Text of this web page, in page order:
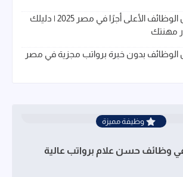
أفضل الوظائف الأعلى أجرًا في مصر 2025 | دليلك
مهنتك
بدون خبرة برواتب مجزية في مصر
وظيفة مميزة
وظائف حسن علام برواتب عالية